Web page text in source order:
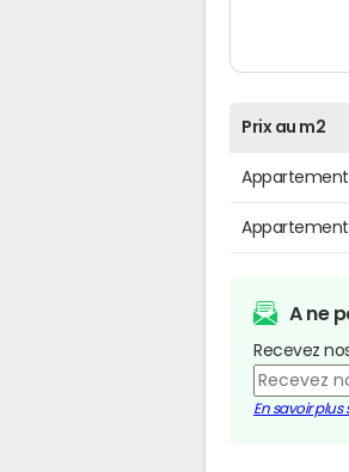
Prix au m2
A ne
Recevez
En savoir